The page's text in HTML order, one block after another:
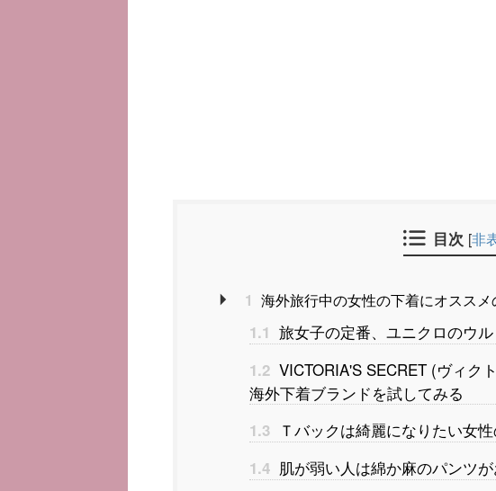
目次 [非
1 海外旅行中の女性の下着にオスス
1.1 旅女子の定番、ユニクロのウ
1.2 VICTORIA'S SECRET (ヴィク
海外下着ブランドを試してみる
1.3 Ｔバックは綺麗になりたい女
1.4 肌が弱い人は綿か麻のパンツ